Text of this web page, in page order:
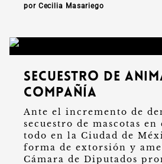
por Cecilia Masariego
Secuestro de
compañía
Ante el incremento de
secuestro de mascotas
todo en la Ciudad de
forma de extorsión y
Cámara de Diputados